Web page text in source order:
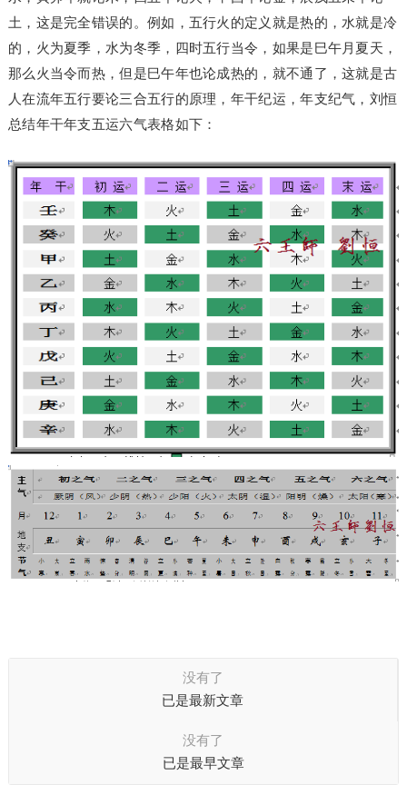
土，这是完全错误的。例如，五行火的定义就是热的，水就是冷
的，火为夏季，水为冬季，四时五行当令，如果是巳午月夏天，
那么火当令而热，但是巳午年也论成热的，就不通了，这就是古
人在流年五行要论三合五行的原理，年干纪运，年支纪气，刘恒
总结年干年支五运六气表格如下：
没有了
已是最新文章
没有了
已是最早文章